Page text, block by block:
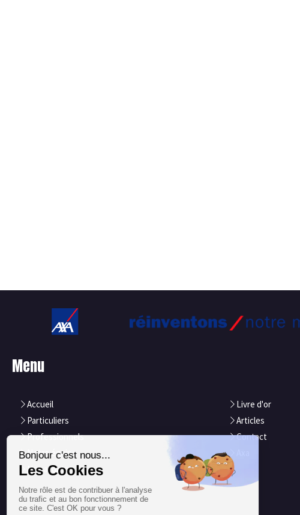
Menu
Accueil
Particuliers
Professionnels
Notre équipe
Nos atouts
Livre d'or
Articles
Contact